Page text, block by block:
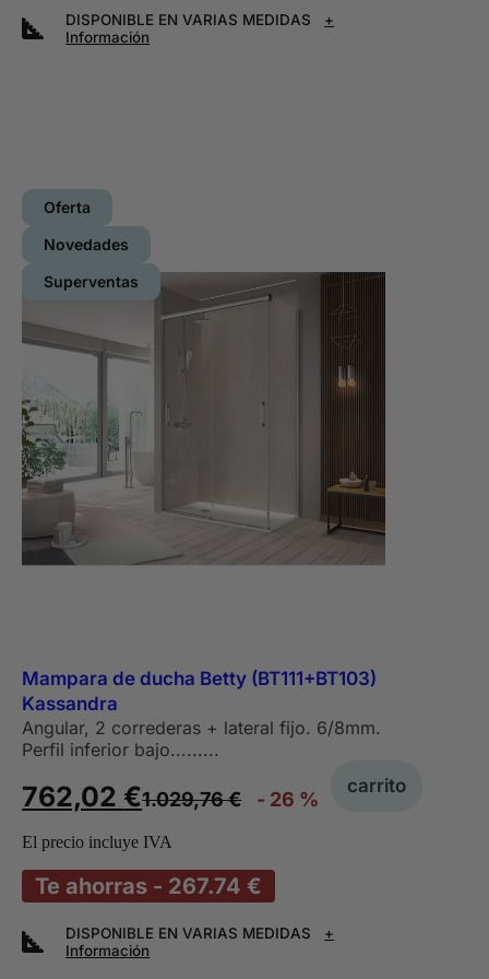
DISPONIBLE EN VARIAS MEDIDAS +
Información
Oferta
Novedades
Superventas
Mampara de ducha Betty (BT111+BT103)
Kassandra
Angular, 2 correderas + lateral fijo. 6/8mm.
Perfil inferior bajo.........
762,02 €1.029,76€ - 26 %
El precio incluye IVA
Te ahorras - 267.74 €
carrito
DISPONIBLE EN VARIAS MEDIDAS +
Información